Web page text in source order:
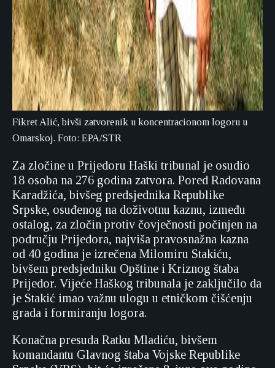
Fikret Alić, bivši zatvorenik u koncentracionom logoru u
Omarskoj. Foto: EPA/STR
Za zločine u Prijedoru Haški tribunal je osudio
18 osoba na 276 godina zatvora. Pored Radovana
Karadžića, bivšeg predsjednika Republike
Srpske, osuđenog na doživotnu kaznu, između
ostalog, za zločin protiv čovječnosti počinjen na
području Prijedora, najviša pravosnažna kazna
od 40 godina je izrečena Milomiru Stakiću,
bivšem predsjedniku Opštine i Kriznog štaba
Prijedor. Vijeće Haškog tribunala je zaključilo da
je Stakić imao važnu ulogu u etničkom čišćenju
grada i formiranju logora.
Konačna presuda Ratku Mladiću, bivšem
komandantu Glavnog štaba Vojske Republike